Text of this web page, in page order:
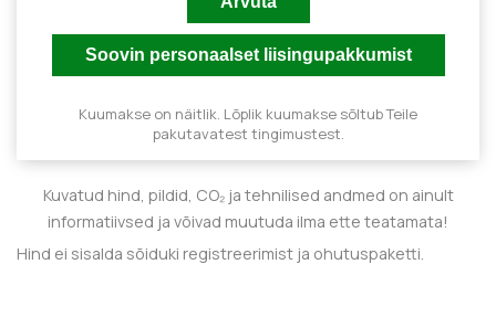
Kuumakse on näitlik. Lõplik kuumakse sõltub Teile
pakutavatest tingimustest.
Kuvatud hind, pildid, CO₂ ja tehnilised andmed on ainult
informatiivsed ja võivad muutuda ilma ette teatamata!
Hind ei sisalda sõiduki registreerimist ja ohutuspaketti.